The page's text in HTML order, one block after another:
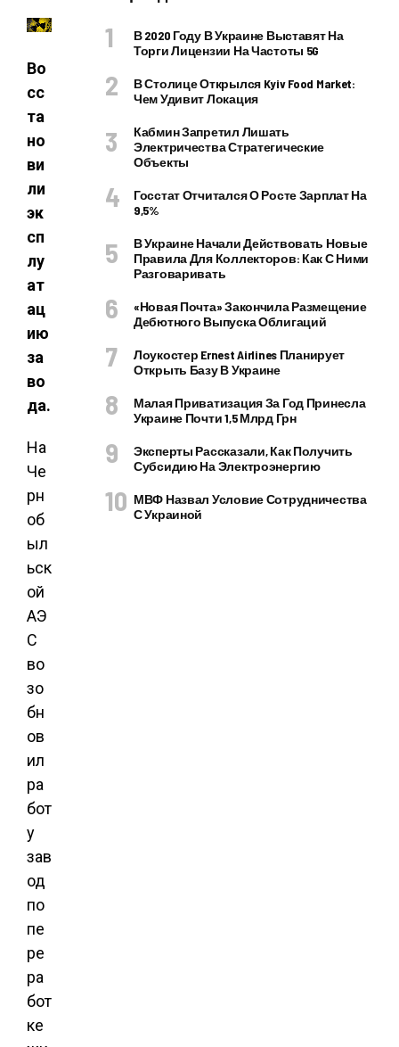
Во
сс
та
но
ви
ли
эк
сп
лу
ат
ац
ию
за
во
да.
На
Че
рн
об
ыл
ьск
ой
АЭ
С
во
зо
бн
ов
ил
ра
бот
у
зав
од
по
пе
ре
ра
бот
ке
В 2020 Году В Украине Выставят На
Торги Лицензии На Частоты 5G
В Столице Открылся Kyiv Food Market:
Чем Удивит Локация
Кабмин Запретил Лишать
Электричества Стратегические
Объекты
Госстат Отчитался О Росте Зарплат На
9,5%
В Украине Начали Действовать Новые
Правила Для Коллекторов: Как С Ними
Разговаривать
«Новая Почта» Закончила Размещение
Дебютного Выпуска Облигаций
Лоукостер Ernest Airlines Планирует
Открыть Базу В Украине
Малая Приватизация За Год Принесла
Украине Почти 1,5 Млрд Грн
Эксперты Рассказали, Как Получить
Субсидию На Электроэнергию
МВФ Назвал Условие Сотрудничества
С Украиной